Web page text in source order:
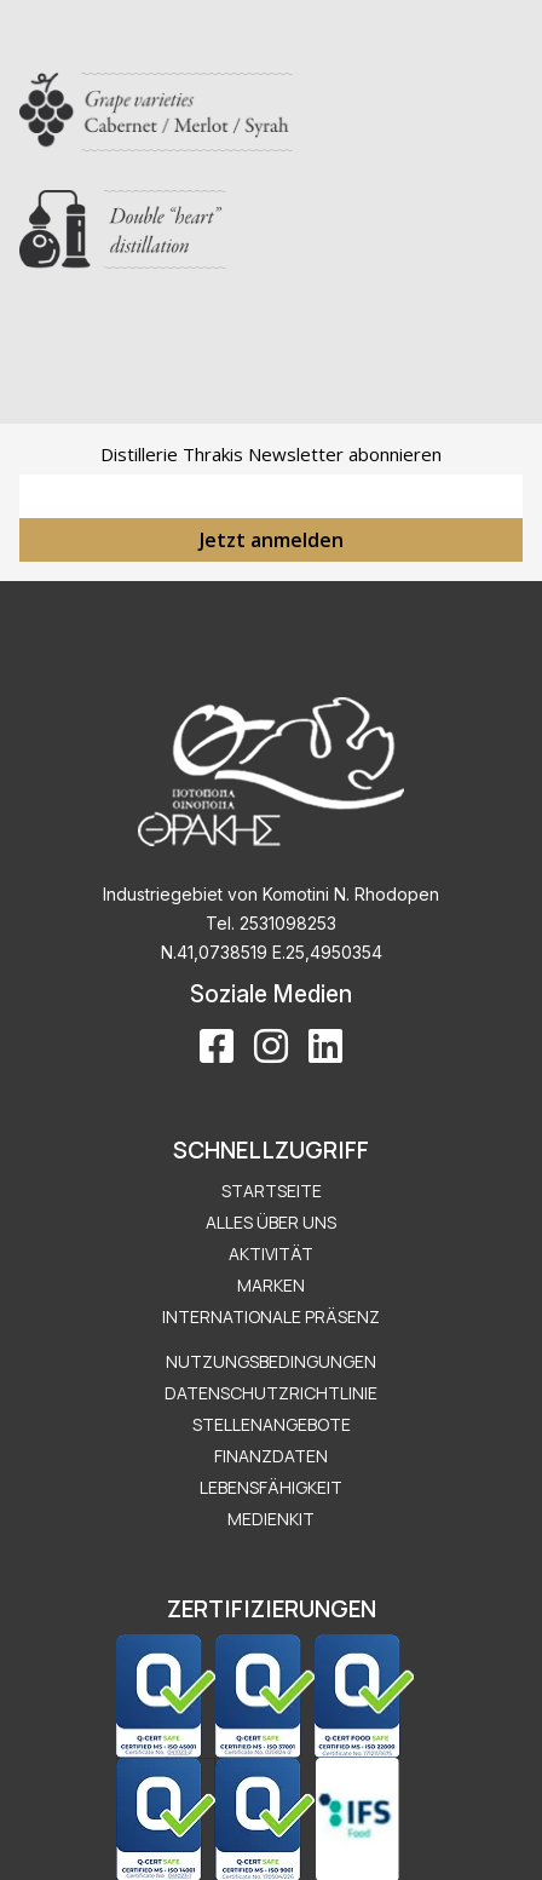
Distillerie Thrakis Newsletter abonnieren
Jetzt anmelden
Industriegebiet von Komotini N. Rhodopen
Tel. 2531098253
Ν.41,0738519 Ε.25,4950354
Soziale Medien
SCHNELLZUGRIFF
STARTSEITE
ALLES ÜBER UNS
AKTIVITÄT
MARKEN
INTERNATIONALE PRÄSENZ
Μενού Εταιρείας
NUTZUNGSBEDINGUNGEN
DATENSCHUTZRICHTLINIE
STELLENANGEBOTE
FINANZDATEN
LEBENSFÄHIGKEIT
MEDIENKIT
ZERTIFIZIERUNGEN